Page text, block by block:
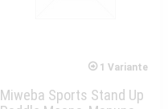
1 Variante
Miweba Sports Stand Up